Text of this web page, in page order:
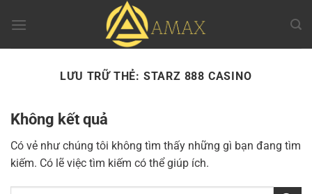
đến
LƯU TRỮ THẺ: STARZ 888 CASINO
Không kết quả
Có vẻ như chúng tôi không tìm thấy những gì bạn đang tìm
kiếm. Có lẽ việc tìm kiếm có thể giúp ích.